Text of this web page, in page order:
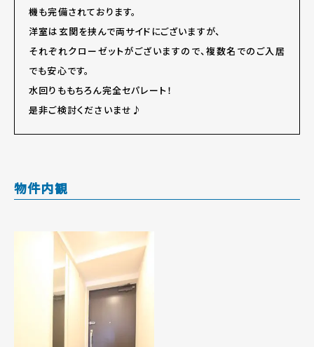
機も完備されております。
洋室は玄関を挟んで両サイドにございますが、
それぞれクローゼットがございますので、複数名でのご入居
でも安心です。
水回りももちろん完全セパレート！
是非ご検討くださいませ♪
物件内観